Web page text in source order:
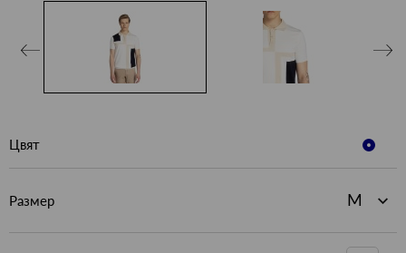
Цвят
Размер